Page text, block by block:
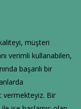
müşteri
verimli kullanabilen,
başarılı bir
vermekteyiz. Bir